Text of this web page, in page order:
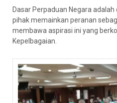
Dasar Perpaduan Negara
pihak memainkan peranan
membawa aspirasi ini yang
Kepelbagaian.